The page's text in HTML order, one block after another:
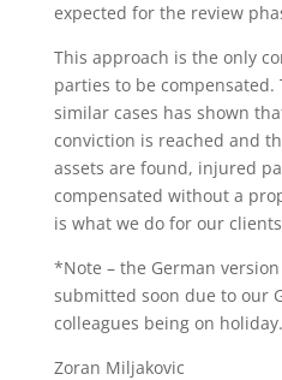
expected for the review
This approach is the only
parties to be compensated.
similar cases has shown
conviction is reached and
assets are found, injured
compensated without a
is what we do for our
*Note – the German
submitted soon due to our
colleagues being on holiday.
Zoran Miljakovic